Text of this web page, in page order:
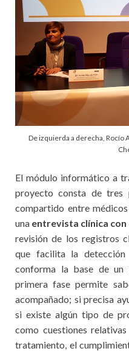
De izquierda a derecha, Rocío
El módulo informático a
proyecto consta de tres
compartido entre
una entrevista clínica con
revisión de los registros
que facilita la detección
conforma la base de un
primera fase permite
acompañado; si precisa
si existe algún tipo de
como cuestiones
tratamiento, el